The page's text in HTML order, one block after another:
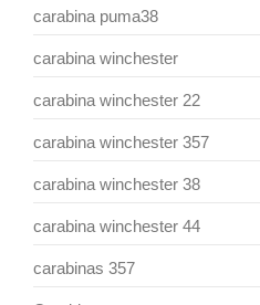
carabina puma38
carabina winchester
carabina winchester 22
carabina winchester 357
carabina winchester 38
carabina winchester 44
carabinas 357